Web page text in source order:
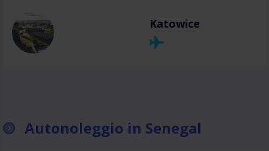
Katowice
Autonoleggio in Senegal